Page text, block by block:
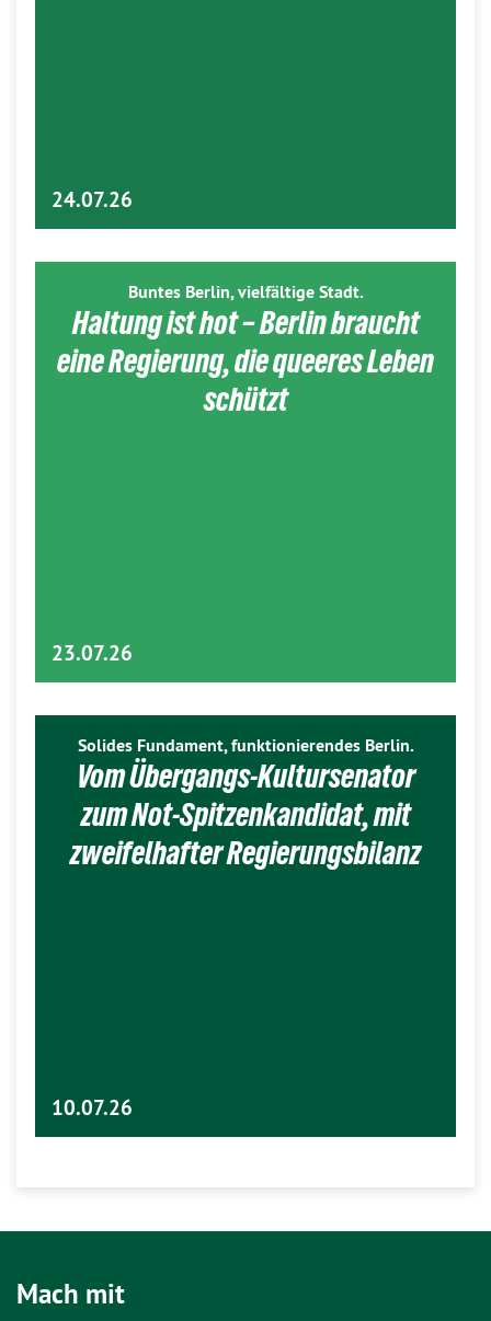
24.07.26
Buntes Berlin, vielfältige Stadt.
Haltung ist hot – Berlin braucht
eine Regierung, die queeres Leben
schützt
23.07.26
Solides Fundament, funktionierendes Berlin.
Vom Übergangs-Kultursenator
zum Not-Spitzenkandidat, mit
zweifelhafter Regierungsbilanz
10.07.26
Mach mit